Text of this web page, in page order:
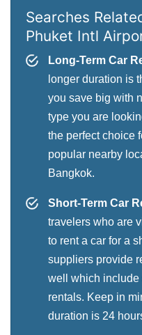
Searches
Phuket Intl
Long-Term Car
longer duration is
you save big with
type you are
the perfect choice
popular nearby
Bangkok.
Short-Term Car
travelers who are
to rent a car for a
suppliers provide
well which include
rentals. Keep in
duration is 24